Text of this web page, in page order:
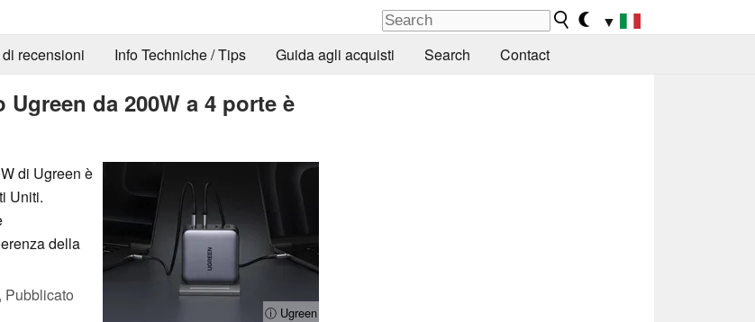
▼
recensioni Info Techniche / Tips Guida agli acquisti Search Contact
da 200W a 4 porte è
ⓘ Ugreen
di Ugreen è
Uniti.
della
Pubblicato